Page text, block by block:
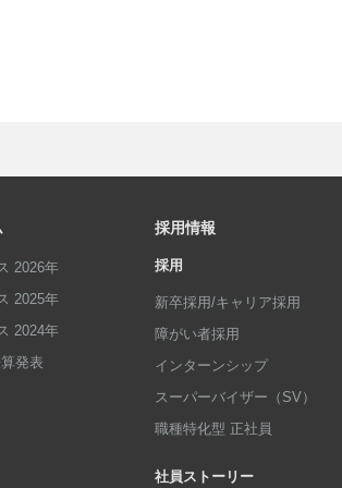
2026年
2025年
2024年
発表
採用情報
採用
新卒採用/キャリア採用
障がい者採用
インターンシップ
スーパーバイザー（SV）
職種特化型 正社員
社員ストーリー